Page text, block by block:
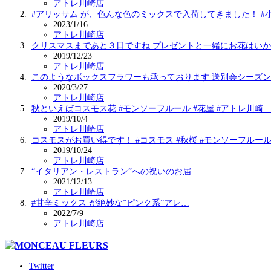
アトレ川崎店
#アリッサム が、色んな色のミックスで入荷してきました！ #
2023/1/16
アトレ川崎店
クリスマスまであと３日ですね️ プレゼントと一緒にお花はい
2019/12/23
アトレ川崎店
このようなボックスフラワーも承っております 送別会シーズ
2020/3/27
アトレ川崎店
秋といえばコスモス花 #モンソーフルール #花屋 #アトレ川崎
2019/10/4
アトレ川崎店
コスモスがお買い得です！ #コスモス #秋桜 #モンソーフルー
2019/10/24
アトレ川崎店
“イタリアン・レストラン”への祝いのお届…
2021/12/13
アトレ川崎店
#甘辛ミックス が絶妙な”ピンク系”アレ…
2022/7/9
アトレ川崎店
Twitter